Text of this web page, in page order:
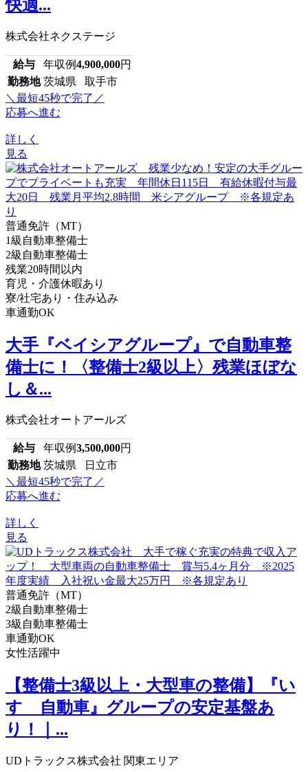
快適...
株式会社ネクステージ
給与 年収例4,900,000円
勤務地 茨城県 取手市
＼最短45秒で完了／
応募へ進む
詳しく
見る
普通免許（MT）
1級自動車整備士
2級自動車整備士
残業20時間以内
育児・介護休暇あり
寮/社宅あり・住み込み
車通勤OK
大手『ベイシアグループ』で自動車整
備士に！〈整備士2級以上〉残業ほぼな
し＆...
株式会社オートアールズ
給与 年収例3,500,000円
勤務地 茨城県 日立市
＼最短45秒で完了／
応募へ進む
詳しく
見る
普通免許（MT）
2級自動車整備士
3級自動車整備士
車通勤OK
女性活躍中
【整備士3級以上・大型車の整備】『い
すゞ自動車』グループの安定基盤あ
り！｜...
UDトラックス株式会社 関東エリア